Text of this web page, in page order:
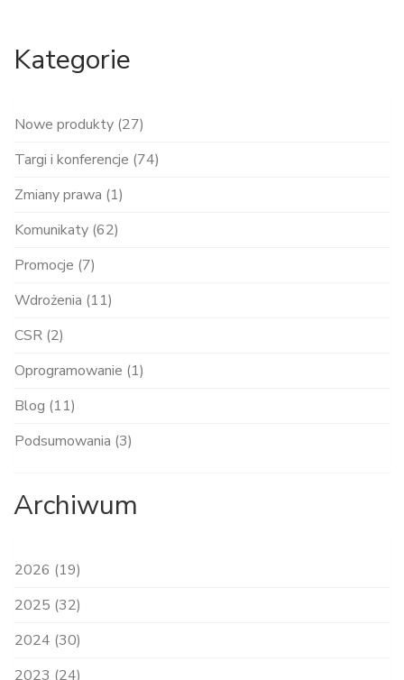
Kategorie
Nowe produkty (27)
Targi i konferencje (74)
Zmiany prawa (1)
Komunikaty (62)
Promocje (7)
Wdrożenia (11)
CSR (2)
Oprogramowanie (1)
Blog (11)
Podsumowania (3)
Archiwum
2026 (19)
2025 (32)
2024 (30)
2023 (24)